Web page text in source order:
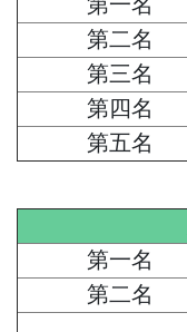
第二名
第三名
第四名
第五名
第一名
第二名